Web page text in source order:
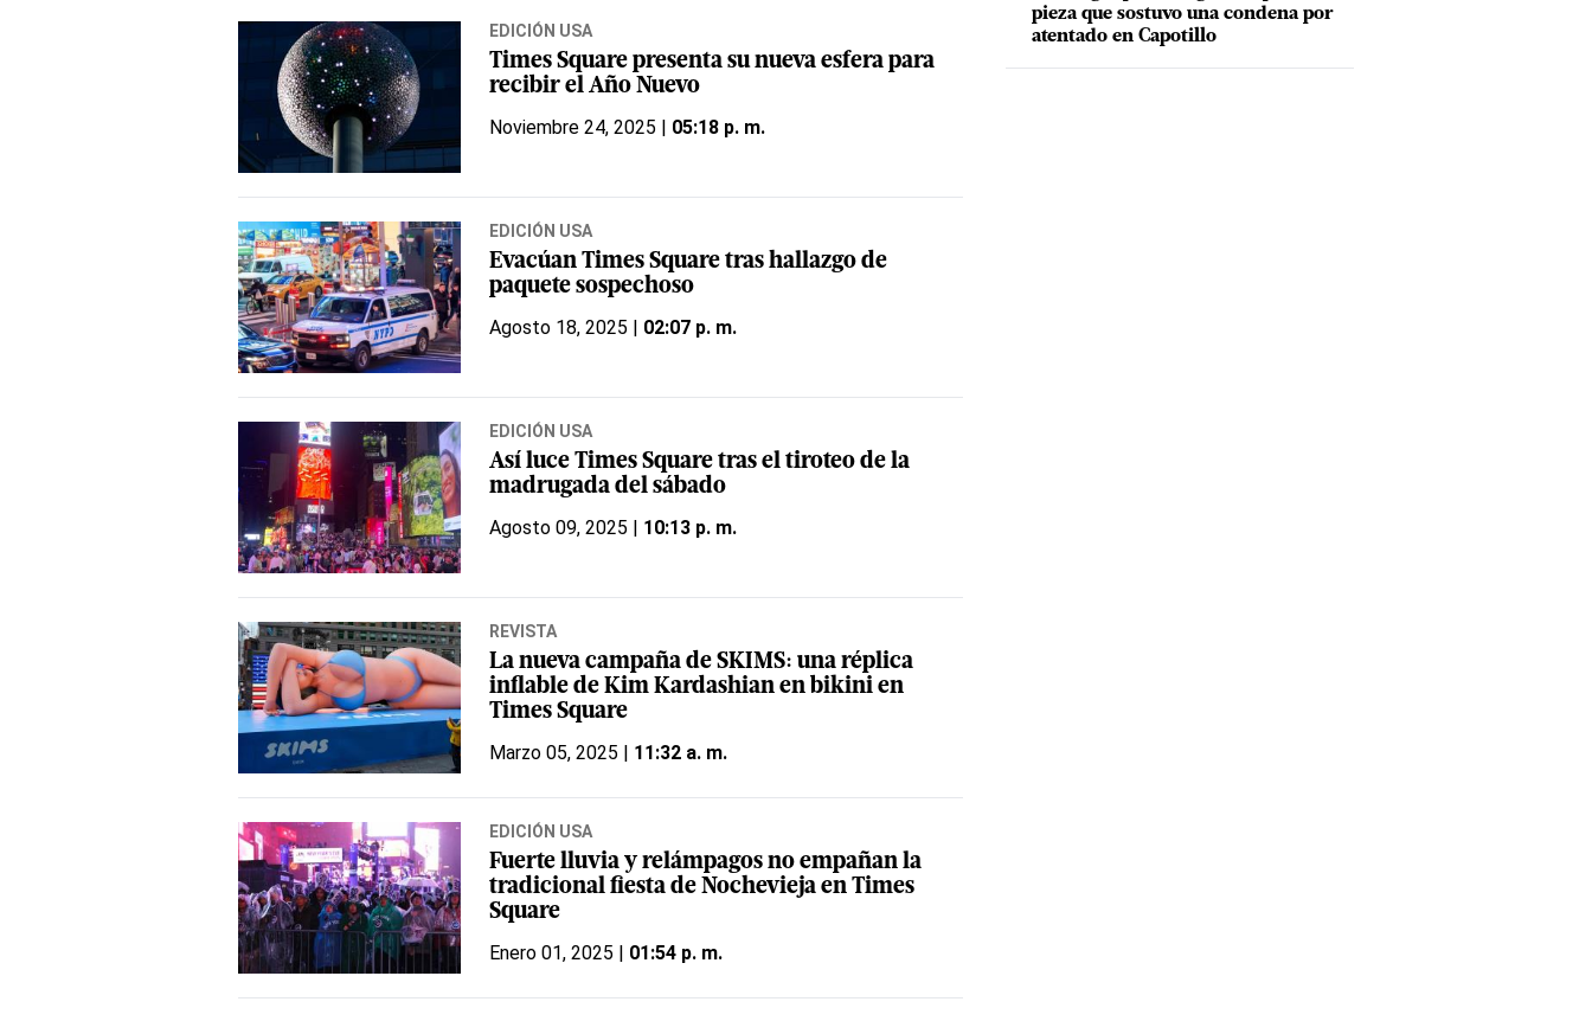
EDICIÓN USA
Times Square presenta su nueva esfera para
recibir el Año Nuevo
Noviembre 24, 2025 | 05:18 p. m.
EDICIÓN USA
Evacúan Times Square tras hallazgo de
paquete sospechoso
Agosto 18, 2025 | 02:07 p. m.
EDICIÓN USA
Así luce Times Square tras el tiroteo de la
madrugada del sábado
Agosto 09, 2025 | 10:13 p. m.
REVISTA
La nueva campaña de SKIMS: una réplica
inflable de Kim Kardashian en bikini en
Times Square
Marzo 05, 2025 | 11:32 a. m.
EDICIÓN USA
Fuerte lluvia y relámpagos no empañan la
tradicional fiesta de Nochevieja en Times
Square
Enero 01, 2025 | 01:54 p. m.
pieza que sostuvo una condena por
atentado en Capotillo